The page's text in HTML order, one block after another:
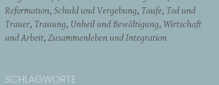
Reformation Schuld und Vergebung Taufe Tod und
Trauer Trauung Unheil und Bewältigung Wirtschaft
und Arbeit Zusammenleben und Integration
SCHLAGWORTE